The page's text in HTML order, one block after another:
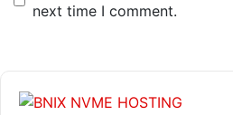
next time I comment.